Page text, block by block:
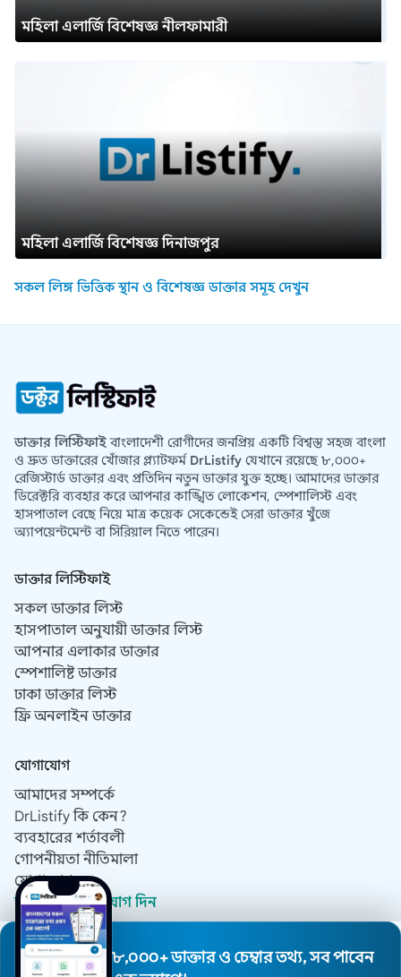
মহিলা এলার্জি বিশেষজ্ঞ নীলফামারী
মহিলা এলার্জি বিশেষজ্ঞ দিনাজপুর
সকল লিঙ্গ ভিত্তিক স্থান ও বিশেষজ্ঞ ডাক্তার সমূহ দেখুন
ডাক্তার লিস্টিফাইবাংলাদেশী রোগীদের জনপ্রিয় একটি বিশ্বস্ত সহজ বাংলা
ও দ্রুত ডাক্তারের খোঁজার প্ল্যাটফর্ম DrListify যেখানে রয়েছে ৮,০০০+
রেজিস্টার্ড ডাক্তার এবং প্রতিদিন নতুন ডাক্তার যুক্ত হচ্ছে। আমাদের ডাক্তার
ডিরেক্টরি ব্যবহার করে আপনার কাঙ্খিত লোকেশন, স্পেশালিস্ট এবং
হাসপাতাল বেছে নিয়ে মাত্র কয়েক সেকেন্ডেই সেরা ডাক্তার খুঁজে
অ্যাপয়েন্টমেন্ট বা সিরিয়াল নিতে পারেন।
ডাক্তার লিস্টিফাই
সকল ডাক্তার লিস্ট
হাসপাতাল অনুযায়ী ডাক্তার লিস্ট
আপনার এলাকার ডাক্তার
স্পেশালিষ্ট ডাক্তার
ঢাকা ডাক্তার লিস্ট
ফ্রি অনলাইন ডাক্তার
যোগাযোগ
আমাদের সম্পর্কে
DrListify কি কেন?
ব্যবহারের শর্তাবলী
গোপনীয়তা নীতিমালা
যোগাযোগ
ডাক্তার হিসেবে যোগ দিন
© 2019 - 2026 সর্বস্বত্ব সংরক্ষিত।
৮,০০০+ ডাক্তার ও চেম্বার তথ্য, সব পাবেন